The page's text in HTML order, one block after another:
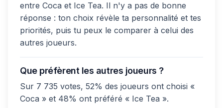
entre Coca et Ice Tea. Il n'y a pas de bonne
réponse : ton choix révèle ta personnalité et tes
priorités, puis tu peux le comparer à celui des
autres joueurs.
Que préfèrent les autres joueurs ?
Sur 7 735 votes, 52% des joueurs ont choisi «
Coca » et 48% ont préféré « Ice Tea ».